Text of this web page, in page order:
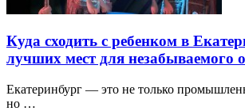
Куда сходить с ребенком в
лучших мест для незабываемого
Екатеринбург — это не только
но …